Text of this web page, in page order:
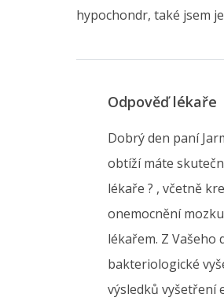
hypochondr, také jsem
Odpověď lékaře
Dobrý den paní
obtíží máte
lékaře ? , včetně
onemocnění
lékařem. Z
bakteriologické
výsledků vyšetření